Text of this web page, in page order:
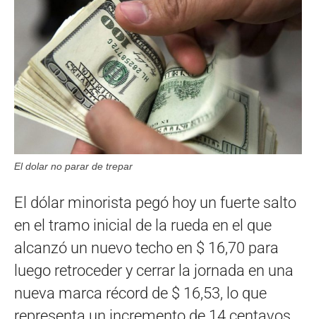
El dolar no parar de trepar
El dólar minorista pegó hoy un fuerte salto
en el tramo inicial de la rueda en el que
alcanzó un nuevo techo en $ 16,70 para
luego retroceder y cerrar la jornada en una
nueva marca récord de $ 16,53, lo que